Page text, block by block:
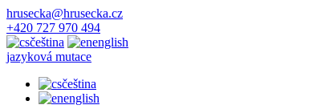
hrusecka@hrusecka.cz
+420 727 970 494
čeština
english
jazyková mutace
čeština
english